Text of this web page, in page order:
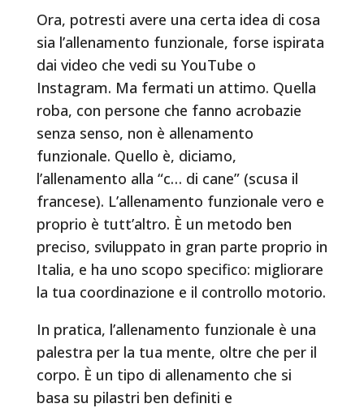
Ora, potresti avere una certa idea di cosa
sia l’allenamento funzionale, forse ispirata
dai video che vedi su YouTube o
Instagram. Ma fermati un attimo. Quella
roba, con persone che fanno acrobazie
senza senso, non è allenamento
funzionale. Quello è, diciamo,
l’allenamento alla “c… di cane” (scusa il
francese). L’allenamento funzionale vero e
proprio è tutt’altro. È un metodo ben
preciso, sviluppato in gran parte proprio in
Italia, e ha uno scopo specifico: migliorare
la tua coordinazione e il controllo motorio.
In pratica, l’allenamento funzionale è una
palestra per la tua mente, oltre che per il
corpo. È un tipo di allenamento che si
basa su pilastri ben definiti e